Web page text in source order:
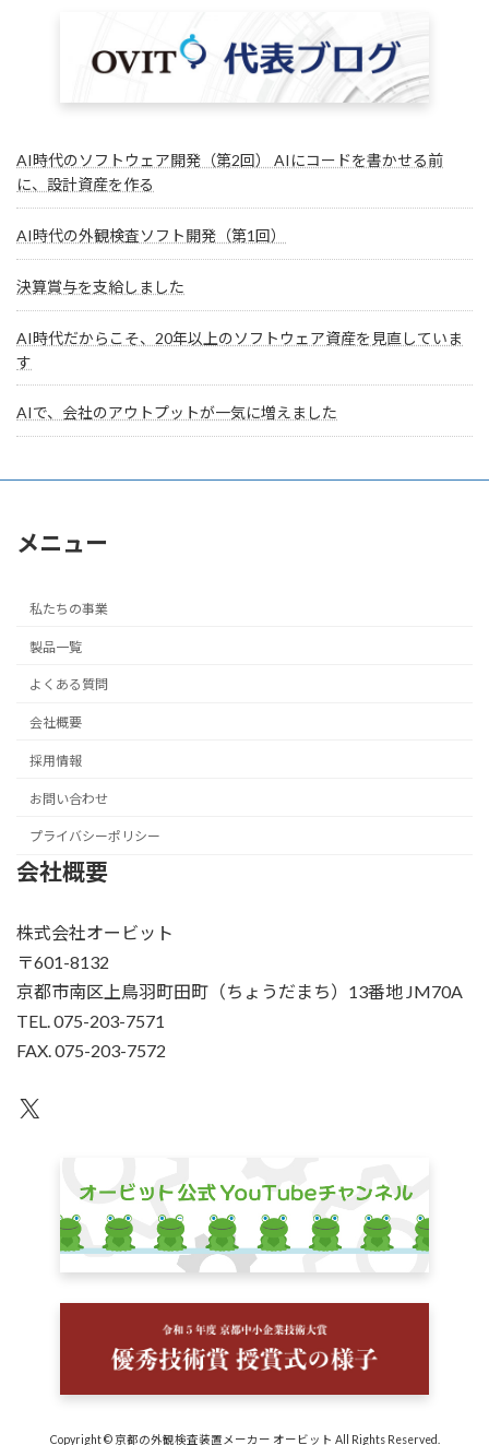
AI時代のソフトウェア開発（第2回） AIにコードを書かせる前
に、設計資産を作る
AI時代の外観検査ソフト開発（第1回）
決算賞与を支給しました
AI時代だからこそ、20年以上のソフトウェア資産を見直していま
す
AIで、会社のアウトプットが一気に増えました
メニュー
私たちの事業
製品一覧
よくある質問
会社概要
採用情報
お問い合わせ
プライバシーポリシー
会社概要
株式会社オービット
〒601-8132
京都市南区上鳥羽町田町（ちょうだまち）13番地 JM70A
TEL. 075-203-7571
FAX. 075-203-7572
X
Copyright © 京都の外観検査装置メーカー オービット All Rights Reserved.